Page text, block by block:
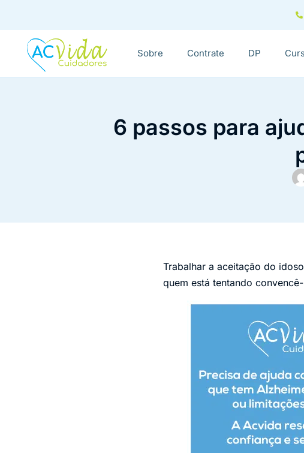
Sobre Contrate DP
6 passos para
Trabalhar a aceitação do
quem está tentando